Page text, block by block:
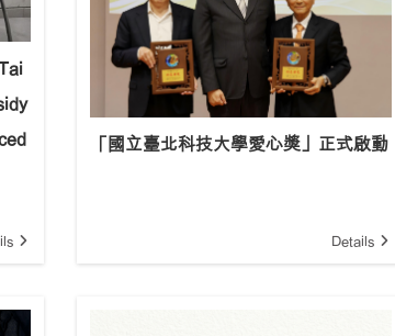
「國立臺北科技大學愛心獎」正式啟動
Details